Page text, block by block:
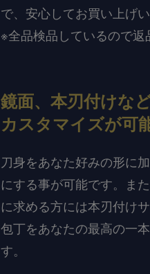
で、安心してお買い上げい
※全品検品しているので返
鏡面、本刃付けな
カスタマイズが可
刀身をあなた好みの形に
にする事が可能です。ま
に求める方には本刃付け
包丁をあなたの最高の一
す。